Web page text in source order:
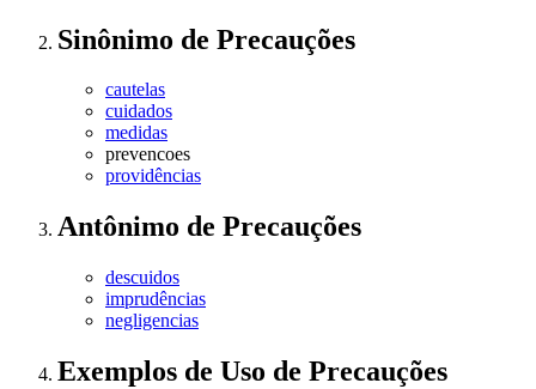
Sinônimo de Precauções
cautelas
cuidados
medidas
prevencoes
providências
Antônimo de Precauções
descuidos
imprudências
negligencias
Exemplos de Uso de Precauções